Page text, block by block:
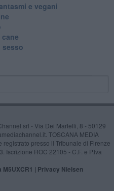
e vegani
cane
sesso
srl - Via Dei Martelli, 8 - 50129
TOSCANA MEDIA
registrato presso il Tribunale di Firenze
Iscrizione ROC 22105 - C.F. e P.Iva
| Privacy Nielsen